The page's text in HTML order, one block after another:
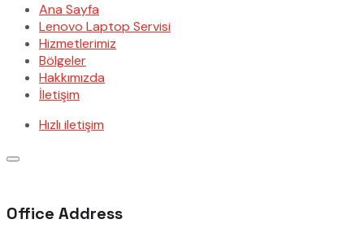
Ana Sayfa
Lenovo Laptop Servisi
Hizmetlerimiz
Bölgeler
Hakkımızda
İletişim
Hızlı iletişim
Office Address